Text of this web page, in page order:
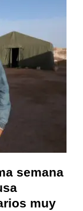
semana
muy